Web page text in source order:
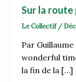
Sur la route
Le Collectif /
Par
wonderful
la fin de la […]